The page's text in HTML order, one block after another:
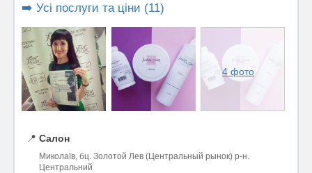
➡️ Усі послуги та ціни (11)
4 фото
📍 Салон
Миколаїв, бц. Золотой Лев (Центральный рынок) р-н.
Центральний